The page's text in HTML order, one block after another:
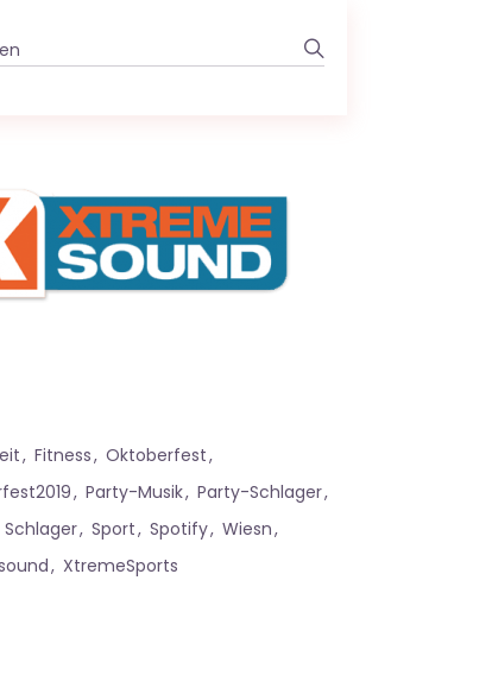
Fitness
Oktoberfest
Party-Musik
Party-Schlager
Schlager Sport Spotify
Wiesn
XtremeSports